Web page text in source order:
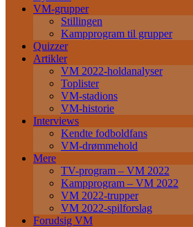
VM-grupper
Stillingen
Kampprogram til grupper
Quizzer
Artikler
VM 2022-holdanalyser
Toplister
VM-stadions
VM-historie
Interviews
Kendte fodboldfans
VM-drømmehold
Mere
TV-program – VM 2022
Kampprogram – VM 2022
VM 2022-trupper
VM 2022-spilforslag
Forudsig VM